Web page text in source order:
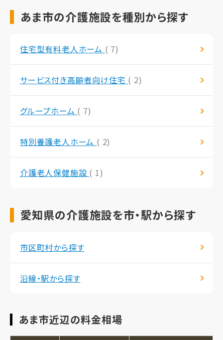
あま市の介護施設を種別から探す
住宅型有料老人ホーム ( 7)
サービス付き高齢者向け住宅 ( 2)
グループホーム ( 7)
特別養護老人ホーム ( 2)
介護老人保健施設 ( 1)
愛知県の介護施設を市・駅から探す
市区町村から探す
沿線・駅から探す
あま市近辺の料金相場